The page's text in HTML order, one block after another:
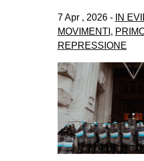
7 Apr , 2026 - IN
MOVIMENTI ,
REPRESSIONE